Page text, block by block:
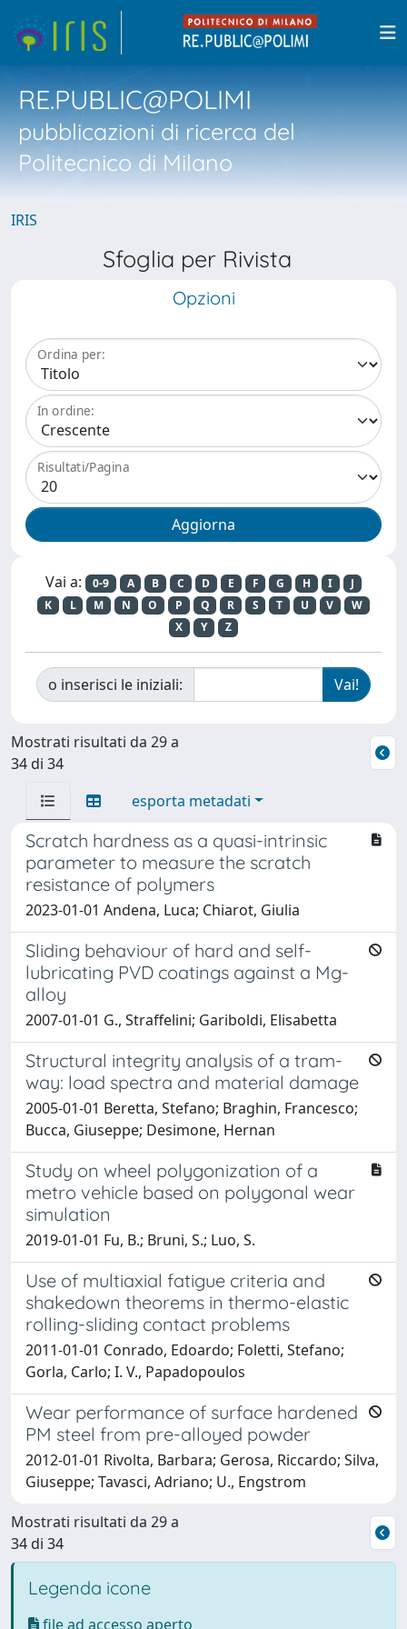
RE.PUBLIC@POLIMI
pubblicazioni di ricerca del
Politecnico di Milano
IRIS
Sfoglia per Rivista
Opzioni
Ordina per:
In ordine:
Risultati/Pagina
Vai a: 0-9 A B C D E F G H I
J
K
L M N O P Q R S T U V
W
X
Y Z
o inserisci le iniziali:
Mostrati risultati da 29 a
34 di 34
esporta metadati
Scratch hardness as a quasi-intrinsic
parameter to measure the scratch
resistance of polymers
2023-01-01 Andena, Luca; Chiarot, Giulia
Sliding behaviour of hard and self-
lubricating PVD coatings against a Mg-
alloy
2007-01-01 G., Straffelini; Gariboldi, Elisabetta
Structural integrity analysis of a tram-
way: load spectra and material damage
2005-01-01 Beretta, Stefano; Braghin, Francesco;
Bucca, Giuseppe; Desimone, Hernan
Study on wheel polygonization of a
metro vehicle based on polygonal wear
simulation
2019-01-01 Fu, B.; Bruni, S.; Luo, S.
Use of multiaxial fatigue criteria and
shakedown theorems in thermo-elastic
rolling-sliding contact problems
2011-01-01 Conrado, Edoardo; Foletti, Stefano;
Gorla, Carlo; I. V., Papadopoulos
Wear performance of surface hardened
PM steel from pre-alloyed powder
2012-01-01 Rivolta, Barbara; Gerosa, Riccardo; Silva,
Giuseppe; Tavasci, Adriano; U., Engstrom
Mostrati risultati da 29 a
34 di 34
Legenda icone
file ad accesso aperto